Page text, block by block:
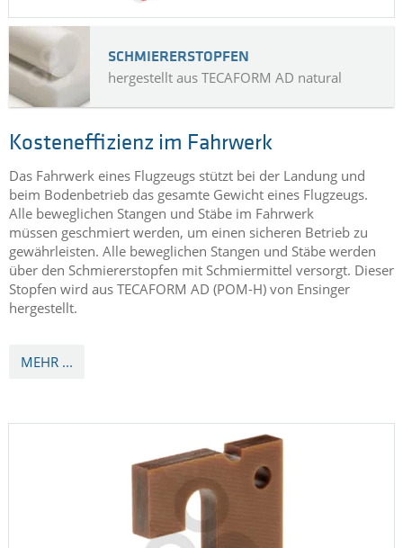
SCHMIERERSTOPFEN
hergestellt aus TECAFORM AD natural
Kosteneffizienz im Fahrwerk
Das Fahrwerk eines Flugzeugs stützt bei der Landung und
beim Bodenbetrieb das gesamte Gewicht eines Flugzeugs.
Alle beweglichen Stangen und Stäbe im Fahrwerk
müssen geschmiert werden, um einen sicheren Betrieb zu
gewährleisten. Alle beweglichen Stangen und Stäbe werden
über den Schmiererstopfen mit Schmiermittel versorgt. Dieser
Stopfen wird aus TECAFORM AD (POM-H) von Ensinger
hergestellt.
MEHR ...